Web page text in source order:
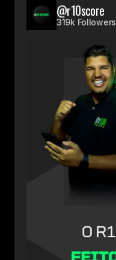
@r10score
319k Followers